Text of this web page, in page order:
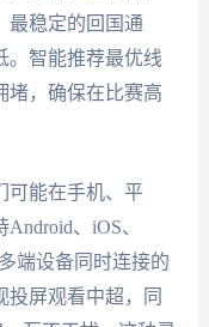
最稳定的回国通
。智能推荐最优线
堵，确保在比赛高
可能在手机、平
、iOS、
端设备同时连接的
屏观看中超，同